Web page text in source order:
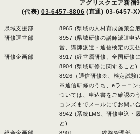
アグリスクエア新宿
(代表) 03-6457-8806 (直通) 03-6457-
県域支援部
8965 (県域の人材育成施策全
研修運営部
8957 (県域研修の講師派遣申
営、講師派遣・通信検定の支
研修企画部
8917 (経営層研修、全国研修
8904 (県域研修に関すること)
8926（通信研修※、検定試験
※通信研修のうち、eラーニン
ついては、申込書をご確認の
ョンズまでメールにてお問い
8942 (系統LMS、研修申込・
と)
総合企画部
8901 、総務管理部